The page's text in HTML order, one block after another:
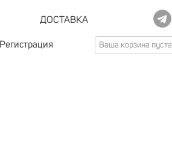
ДОСТАВКА
Регистрация Ваша корзина пуста